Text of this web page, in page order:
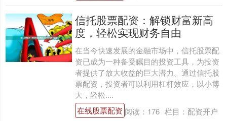
信托股票配资：解锁财富新高
度，轻松实现财务自由
在当今快速发展的金融市场中，信托股票配
资已成为一种备受瞩目的投资工具，为投资
者提供了放大收益的巨大潜力。通过信托股
票配资，投资者可以利用杠杆效应，以小博
大，轻松....
在线股票配资 阅读： 176 栏目： 配资开户